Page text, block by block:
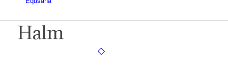
Halm